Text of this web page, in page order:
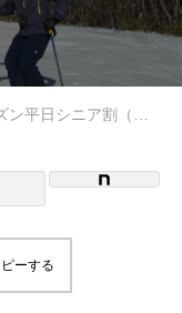
Ski Area
ア割（岩手高原校）ご予約限定！
ーする